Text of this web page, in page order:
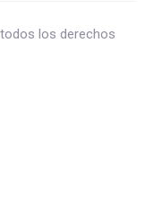
los derechos